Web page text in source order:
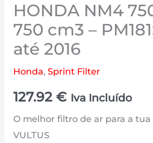
HONDA NM4
750 cm3 –
até 2016
Honda,Sprint Filter
127.92€ Iva Incluído
O melhor filtro de ar para a tua
VULTUS